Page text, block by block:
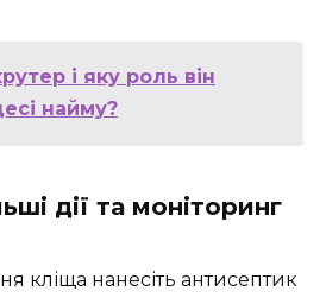
і яку роль він
найму?
дії та моніторинг
кліща нанесіть антисептик